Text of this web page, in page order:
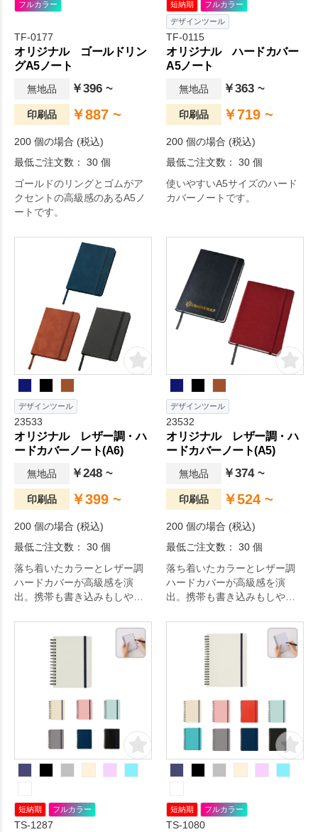
フルカラー
TF-0177
オリジナル ゴールドリン
グA5ノート
無地品 ￥396 ~
印刷品 ￥887 ~
200 個の場合 (税込)
最低ご注文数： 30 個
ゴールドのリングとゴムがア
クセントの高級感のあるA5ノ
ートです。
短納期
フルカラー
デザインツール
TF-0115
オリジナル ハードカバー
A5ノート
無地品 ￥363 ~
印刷品 ￥719 ~
200 個の場合 (税込)
最低ご注文数： 30 個
使いやすいA5サイズのハード
カバーノートです。
デザインツール
23533
オリジナル レザー調・ハ
ードカバーノート(A6)
無地品 ￥248 ~
印刷品 ￥399 ~
200 個の場合 (税込)
最低ご注文数： 30 個
落ち着いたカラーとレザー調
ハードカバーが高級感を演
出。携帯も書き込みもしやす
デザインツール
23532
オリジナル レザー調・ハ
ードカバーノート(A5)
無地品 ￥374 ~
印刷品 ￥524 ~
200 個の場合 (税込)
最低ご注文数： 30 個
落ち着いたカラーとレザー調
ハードカバーが高級感を演
出。携帯も書き込みもしやす
短納期 フルカラー
TS-1287
短納期 フルカラー
TS-1080